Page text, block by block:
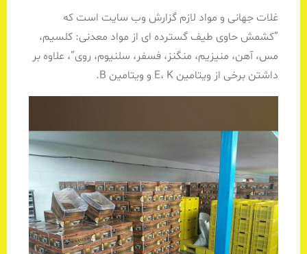
غلات جهانی و مواد لازم گزارش وب سایت است که
“کشمش حاوی طیف گسترده ای از مواد معدنی: کلسیم،
مس، آهن، منیزیم، منگنز، فسفر، سلنیوم، روی”، علاوه بر
داشتن برخی از ویتامین E، K و ویتامین B.